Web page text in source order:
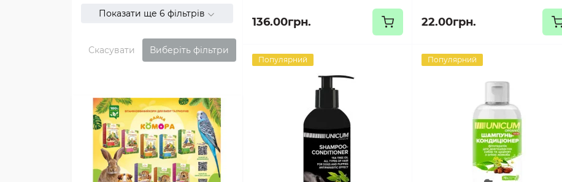
Показати ще 6 фільтрів
Скасувати Виберіть фільтри
136.00грн. 22.00грн.
Популярний Популярний